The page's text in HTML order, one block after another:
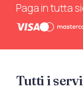
Paga in tutta
Tutti i